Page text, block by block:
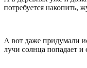
потребуется накопить,
А вот даже придумали
лучи солнца попадает и